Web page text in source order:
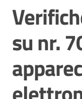
Stazioni
appaltanti
Contatti
Salta al contenuto
su nr.